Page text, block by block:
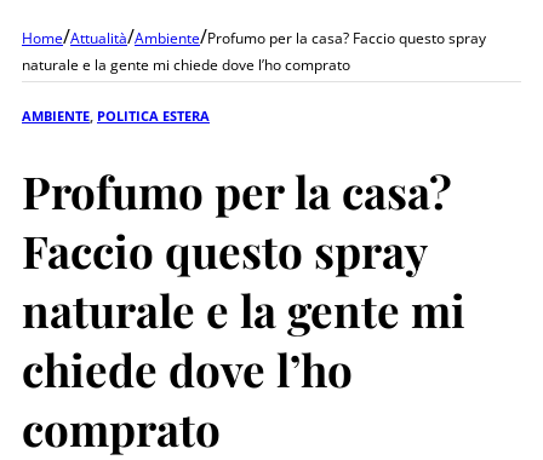
Home/Attualità/Ambiente/Profumo per la casa? Faccio questo spray
naturale e la gente mi chiede dove l’ho comprato
AMBIENTE POLITICA ESTERA
Profumo per la casa?
Faccio questo spray
naturale e la gente mi
chiede dove l’ho
comprato